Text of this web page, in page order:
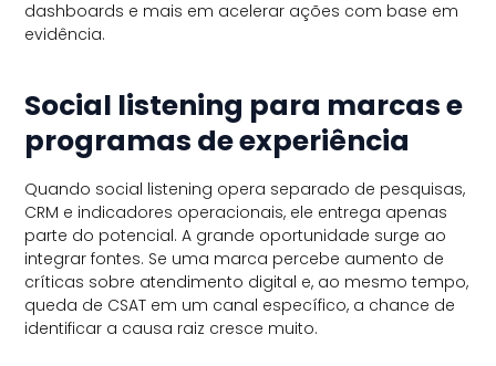
dashboards e mais em acelerar ações com base em
evidência.
Social listening para marcas e
programas de experiência
Quando social listening opera separado de pesquisas,
CRM e indicadores operacionais, ele entrega apenas
parte do potencial. A grande oportunidade surge ao
integrar fontes. Se uma marca percebe aumento de
críticas sobre atendimento digital e, ao mesmo tempo,
queda de CSAT em um canal específico, a chance de
identificar a causa raiz cresce muito.